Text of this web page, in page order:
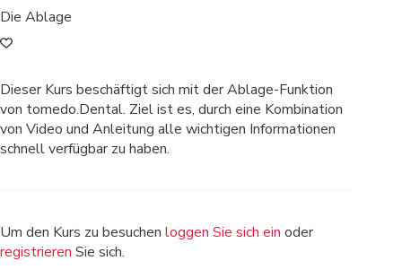
Die Ablage
Dieser Kurs beschäftigt sich mit der Ablage-Funktion
von tomedo.Dental. Ziel ist es, durch eine Kombination
von Video und Anleitung alle wichtigen Informationen
schnell verfügbar zu haben.
Um den Kurs zu besuchen loggen Sie sich ein oder
registrieren Sie sich.